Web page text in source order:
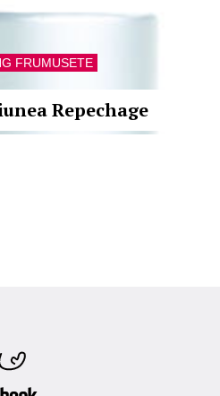
FRUMUSETE
Repechage